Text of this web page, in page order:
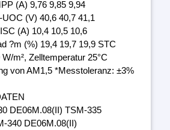
(A) 9,76 9,85 9,94
(V) 40,6 40,7 41,1
(A) 10,4 10,5 10,6
?m (%) 19,4 19,7 19,9 STC
m², Zelltemperatur 25°C
von AM1,5 *Messtoleranz: ±3%
DE06M.08(II) TSM-335
340 DE06M.08(II)